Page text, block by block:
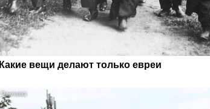
Какие вещи делают только евреи